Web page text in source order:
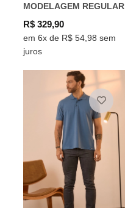
MODELAGEM REGULAR
R$ 329,90
em 6x de R$ 54,98 sem
juros